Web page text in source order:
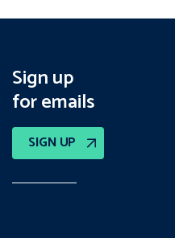
Sign up
for emails
SIGN UP